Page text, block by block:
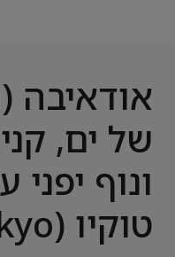
של ים,
ונוף יפני
טוקיו (Tokyo)